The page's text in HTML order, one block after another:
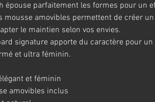
épouse parfaitement les formes pour un
mousse amovibles permettent de créer
le maintien selon vos envies.
signature apporte du caractère pour un
et ultra féminin.
et féminin
amovibles inclus